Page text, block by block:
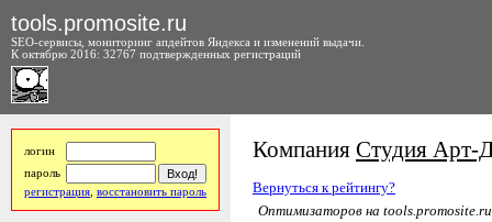
tools.promosite.ru
SEO-сервисы, мониторинг апдейтов Яндекса и изменений выдачи.
К октябрю 2016: 32767 подтвержденных регистраций
логин
пароль
регистрация восстановить пароль
Компания Студия Арт-
Вернуться к рейтингу?
Оптимизаторов на tools.promosite.ru